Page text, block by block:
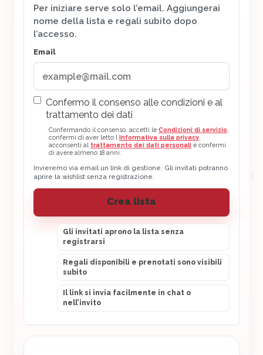
Per iniziare serve solo l’email. Aggiungerai
nome della lista e regali subito dopo
l’accesso.
Email
Confermo il consenso alle condizioni e al
trattamento dei dati
Confermando il consenso, accetti le Condizioni di servizio
confermi di aver letto l Informativa sulla privacy
acconsenti al trattamento dei dati personali e confermi
di avere almeno 18 anni.
Invieremo via email un link di gestione. Gli invitati potranno
aprire la wishlist senza registrazione.
Crea lista
Gli invitati aprono la lista senza
registrarsi
Regali disponibili e prenotati sono visibili
subito
Il link si invia facilmente in chat o
nell’invito